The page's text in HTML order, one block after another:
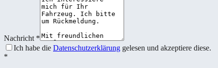
Nachricht *
Ich habe die Datenschutzerklärung gelesen und akzeptiere diese.
*